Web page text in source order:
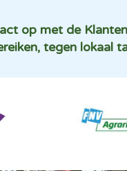
op met de
tegen lokaal